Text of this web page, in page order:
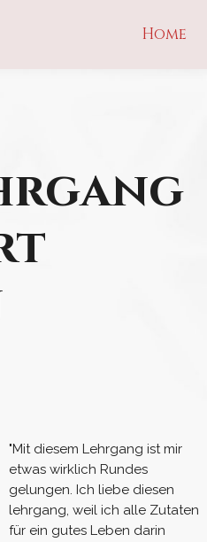
Home
"Mit diesem Lehrgang ist mir
etwas wirklich Rundes
gelungen. Ich liebe diesen
lehrgang, weil ich alle Zutaten
für ein gutes Leben darin